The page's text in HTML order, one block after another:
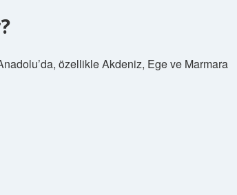
özellikle Akdeniz, Ege ve Marmara